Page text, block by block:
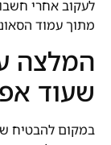
מתוך עמוד
המלצה
שעוד
במקום להבטיח